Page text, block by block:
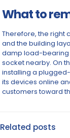
What to
Therefore, the right
and the building
damp load-bearing
socket nearby. On
installing a plugged-
its devices online
customers toward
Related posts